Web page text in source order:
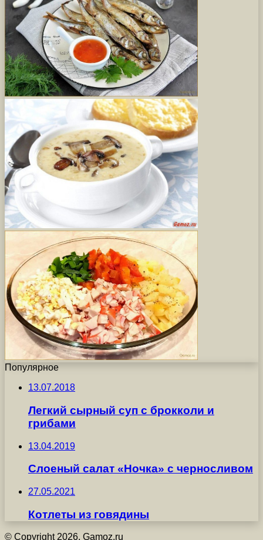
Популярное
13.07.2018
Легкий сырный суп с брокколи и
грибами
13.04.2019
Слоеный салат «Ночка» с черносливом
27.05.2021
Котлеты из говядины
© Copyright 2026, Gamoz.ru